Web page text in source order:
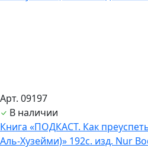
Арт. 09197
В наличии
Книга «ПОДКАСТ. Как
Аль-Хузейми)» 192с. изд. Nur